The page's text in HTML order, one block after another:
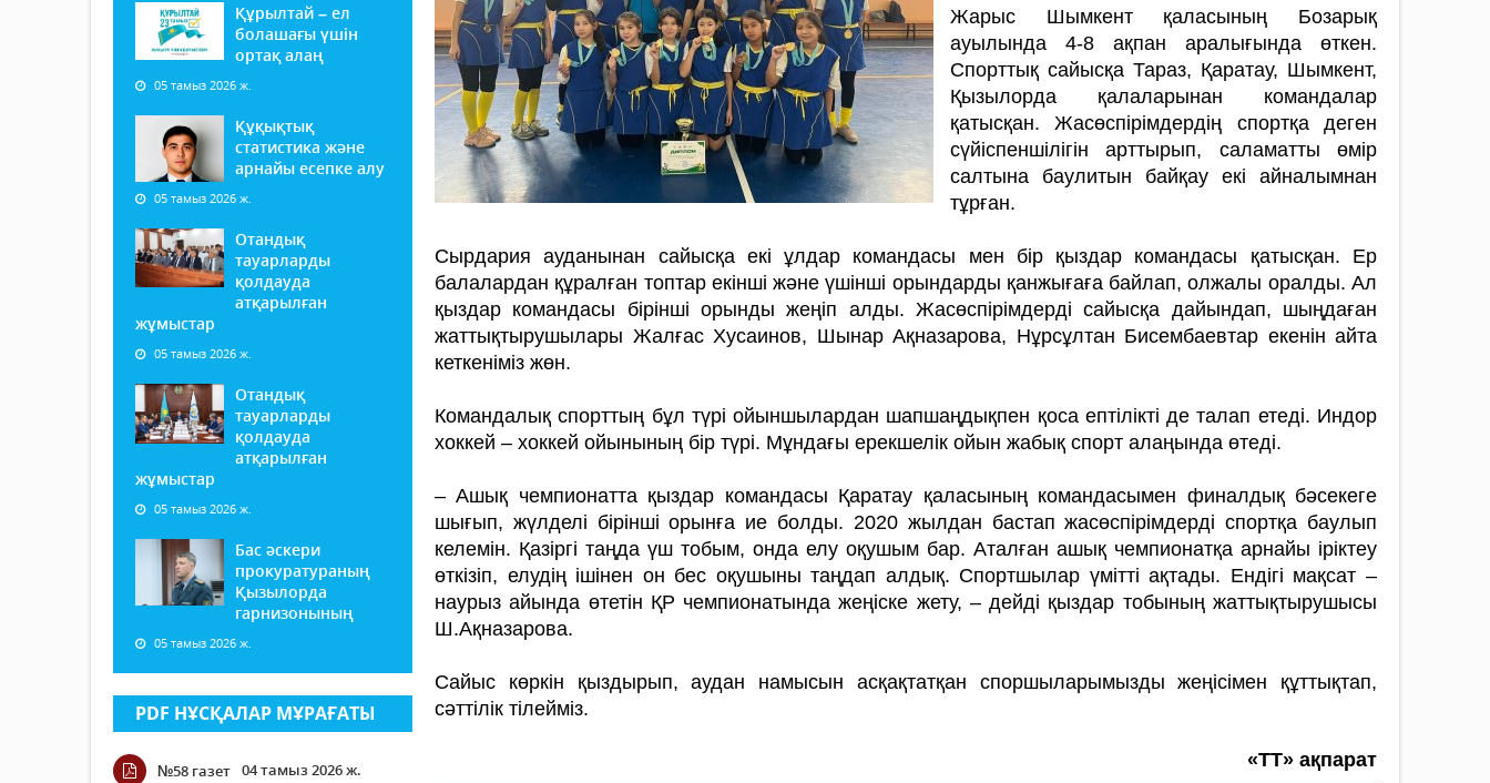
Құрылтай – ел
болашағы үшін
ортақ алаң
05 тамыз 2026 ж.
Құқықтық
статистика және
арнайы есепке алу
05 тамыз 2026 ж.
Отандық
тауарларды
қолдауда
атқарылған
жұмыстар
05 тамыз 2026 ж.
Отандық
тауарларды
қолдауда
атқарылған
жұмыстар
05 тамыз 2026 ж.
Бас әскери
прокуратураның
Қызылорда
гарнизонының
05 тамыз 2026 ж.
PDF НҰСҚАЛАР МҰРАҒАТЫ
№58 газет 04 тамыз 2026 ж.
Жарыс Шымкент қаласының Боз­арық
ауылында 4-8 ақпан аралығында өткен.
Спорттық сайысқа Тараз, Қаратау, Шымкент,
Қызылорда қалаларынан командалар
қатысқан. Жасөспірімдердің спортқа деген
сүйіспеншілігін арттырып, саламатты өмір
салтына баулитын байқау екі айналымнан
тұрған.
Сырдария ауданынан сайысқа екі ұлдар командасы мен бір қыздар командасы қатысқан. Ер
балалардан құралған топтар екінші және үшінші орындарды қанжығаға байлап, олжалы оралды. Ал
қыздар командасы бірінші орынды жеңіп алды. Жасөспірімдерді сайысқа дайындап, шыңдаған
жаттық­тырушылары Жалғас Хусаинов, Шынар Ақназарова, Нұрсұлтан Бисембаевтар екенін айта
кеткеніміз жөн.
Командалық спорттың бұл түрі ойыншылардан шапшаңдықпен қоса ептілікті де талап етеді. Индор
хоккей – хоккей ойынының бір түрі. Мұндағы ерекшелік ойын жабық спорт алаңында өтеді.
– Ашық чемпионатта қыздар командасы Қаратау қаласының командасымен финалдық бәсекеге
шығып, жүлделі бірінші орынға ие болды. 2020 жылдан бастап жасөспірімдерді спортқа баулып
келемін. Қазіргі таңда үш тобым, онда елу оқушым бар. Аталған ашық чемпионатқа арнайы іріктеу
өткізіп, елудің ішінен он бес оқушыны таңдап алдық. Спортшылар үмітті ақтады. Ендігі мақсат –
наурыз айында өтетін ҚР чемпионатында жеңіске жету, – дейді қыздар тобының жаттықтырушысы
Ш.Ақназарова.
Сайыс көркін қыздырып, аудан намысын асқақтатқан споршыларымызды жеңісімен құттықтап,
сәттілік тілейміз.
«ТТ» ақпарат